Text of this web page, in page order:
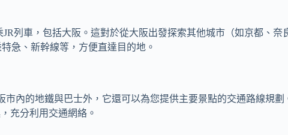
JR列車，包括大阪。這對於從大阪出發探索其他城市（如京都、奈
急、新幹線等，方便直達目的地。
市內的地鐵與巴士外，它還可以為您提供主要景點的交通路線規
充分利用交通網絡。